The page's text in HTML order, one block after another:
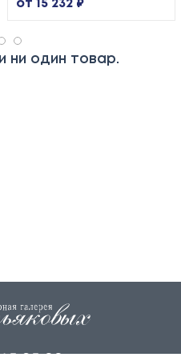
от 15 232 ₽
ни один товар.